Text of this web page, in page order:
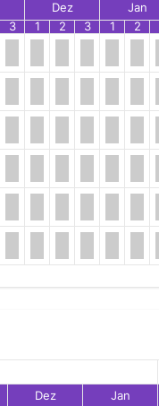
Dez Jan
3 1 2 3 1 2
Dez Jan